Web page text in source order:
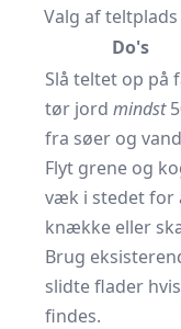
Valg af
Do's
Slå teltet op på
tør jord mindst
fra søer og
Flyt grene og
væk i stedet for
knække eller
Brug
slidte flader
findes.